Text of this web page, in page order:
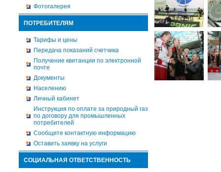
Фотогалерея
ПОТРЕБИТЕЛЯМ
Тарифы и цены
Передача показаний счетчика
Получение квитанции по электронной
почте
Документы
Населению
Личный кабинет
Инструкция по оплате за природный газ
по договору для промышленных
потребителей
Сообщите контактную информацию
Оставить заявку на услуги
СОЦИАЛЬНАЯ ОТВЕТСТВЕННОСТЬ